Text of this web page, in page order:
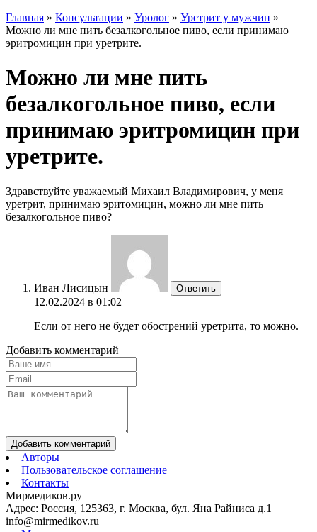
Главная » Консультации » Уролог » Уретрит у мужчин »
Можно ли мне пить безалкогольное пиво, если принимаю
эритромицин при уретрите.
Можно ли мне пить
безалкогольное пиво, если
принимаю эритромицин при
уретрите.
Здравствуйте уважаемый Михаил Владимирович, у меня
уретрит, принимаю эритомицин, можно ли мне пить
безалкогольное пиво?
Иван Лисицын Ответить
12.02.2024 в 01:02
Если от него не будет обострений уретрита, то можно.
Добавить комментарий
Добавить комментарий
Авторы
Пользовательское соглашение
Контакты
Мирмедиков.ру
Адрес: Россия, 125363, г. Москва, бул. Яна Райниса д.1
info@mirmedikov.ru